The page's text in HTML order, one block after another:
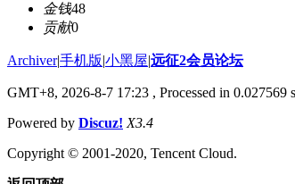
金钱48
贡献0
Archiver|手机版|小黑屋|远征2会员论坛
GMT+8, 2026-8-7 17:23 , Processed in 0.027569
Powered by Discuz! X3.4
Copyright © 2001-2020, Tencent Cloud.